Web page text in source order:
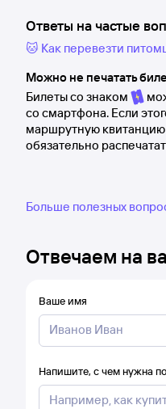
Ответы на частые
🐱 Как перевезти
Можно не печатать
Билеты со знаком
со смартфона. Если
маршрутную
обязательно
Больше полезных
Отвечаем на
Ваше имя
Напишите, с чем нужна